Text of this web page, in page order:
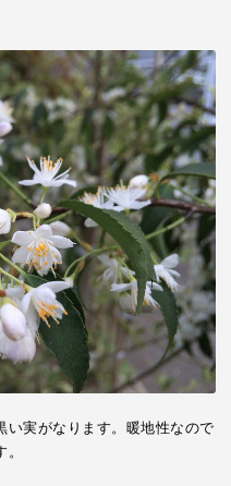
い実がなります。暖地性なので